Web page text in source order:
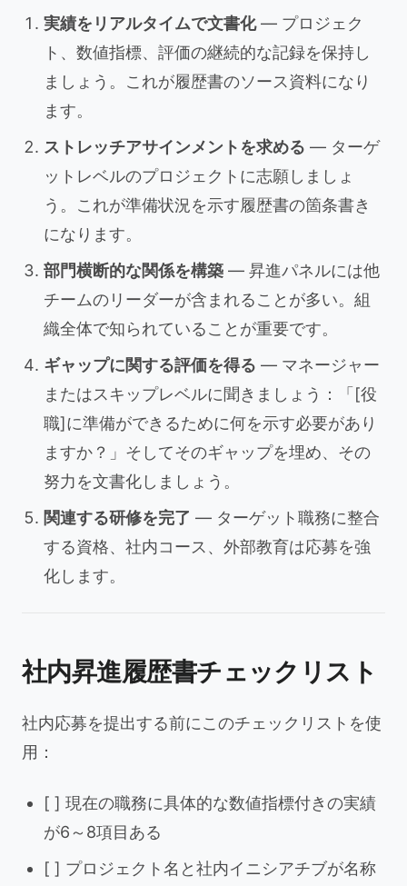
実績をリアルタイムで文書化— プロジェク
ト、数値指標、評価の継続的な記録を保持し
ましょう。これが履歴書のソース資料になり
ます。
ストレッチアサインメントを求める — ターゲ
ットレベルのプロジェクトに志願しましょ
う。これが準備状況を示す履歴書の箇条書き
になります。
部門横断的な関係を構築 — 昇進パネルには他
チームのリーダーが含まれることが多い。組
織全体で知られていることが重要です。
ギャップに関する評価を得る — マネージャー
またはスキップレベルに聞きましょう：「[役
職]に準備ができるために何を示す必要があり
ますか？」そしてそのギャップを埋め、その
努力を文書化しましょう。
関連する研修を完了 — ターゲット職務に整合
する資格、社内コース、外部教育は応募を強
化します。
社内昇進履歴書チェックリスト
社内応募を提出する前にこのチェックリストを使
用：
[ ] 現在の職務に具体的な数値指標付きの実績
が6～8項目ある
[ ] プロジェクト名と社内イニシアチブが名称